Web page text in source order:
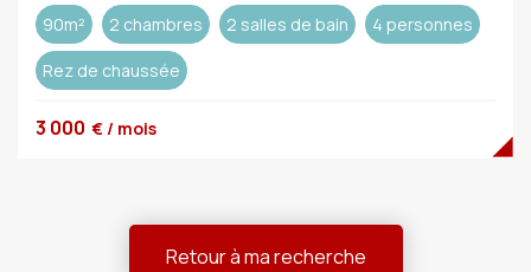
90m² 2 chambres 2 salles de bain 4 personnes
Rez de chaussée
3 000 € / mois
Retour à ma recherche